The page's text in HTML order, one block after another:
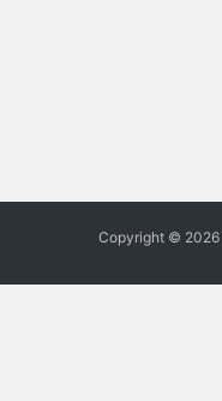
Copyright © 2026